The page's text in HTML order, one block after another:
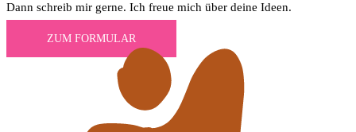
Dann schreib mir gerne. Ich freue mich über deine Ideen.
ZUM FORMULAR